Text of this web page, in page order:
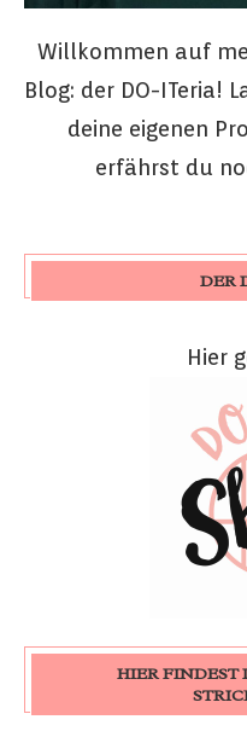
Willkommen auf
Blog: der DO-ITeria!
deine eigenen
erfährst du
DER
Hier
HIER FINDEST